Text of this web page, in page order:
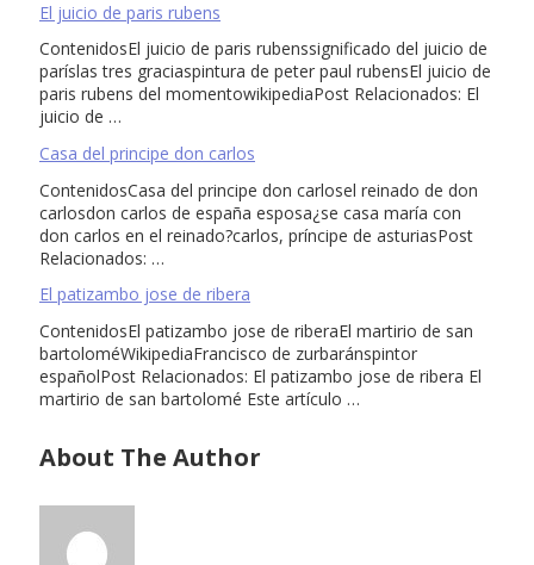
El juicio de paris rubens
ContenidosEl juicio de paris rubenssignificado del juicio de
paríslas tres graciaspintura de peter paul rubensEl juicio de
paris rubens del momentowikipediaPost Relacionados: El
juicio de …
Casa del principe don carlos
ContenidosCasa del principe don carlosel reinado de don
carlosdon carlos de españa esposa¿se casa maría con
don carlos en el reinado?carlos, príncipe de asturiasPost
Relacionados: …
El patizambo jose de ribera
ContenidosEl patizambo jose de riberaEl martirio de san
bartoloméWikipediaFrancisco de zurbaránspintor
españolPost Relacionados: El patizambo jose de ribera El
martirio de san bartolomé Este artículo …
About The Author